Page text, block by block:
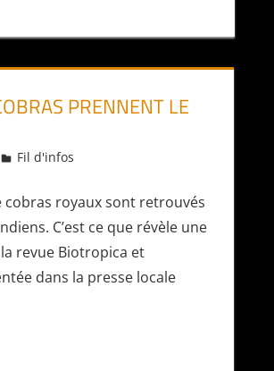
PRENNENT LE
Daniel
Fil d'infos
cobras royaux sont retrouvés
C’est ce que révèle une
revue Biotropica et
dans la presse locale